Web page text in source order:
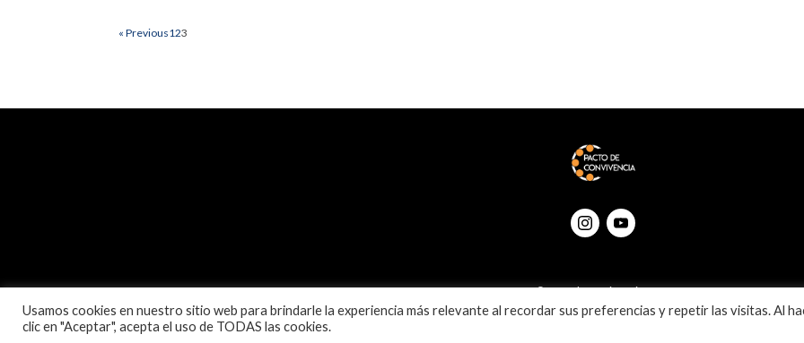
« Previous123
© Pactodeconvivencia 2020
Política de privacidad
Usamos cookies en nuestro sitio web para brindarle la experiencia más relevante al recordar sus preferencias y repetir las visitas. Al
clic en "Aceptar", acepta el uso de TODAS las cookies.